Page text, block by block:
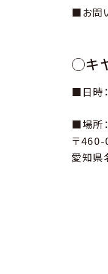
■お問
◯キ
■日時
■場所：
〒
愛知県